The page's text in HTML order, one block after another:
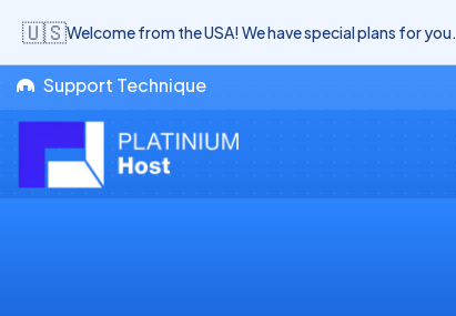
Support Technique
🇺🇸Welcome from the USA! We have special plans for you.